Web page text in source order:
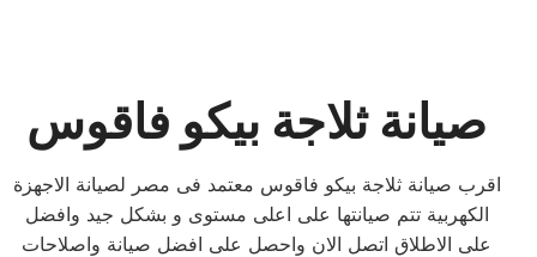
صيانة ثلاجة بيكو فاقوس
اقرب صيانة ثلاجة بيكو فاقوس معتمد فى مصر لصيانة الاجهزة
الكهربية تتم صيانتها على اعلى مستوى و بشكل جيد وافضل
على الاطلاق اتصل الان واحصل على افضل صيانة واصلاحات